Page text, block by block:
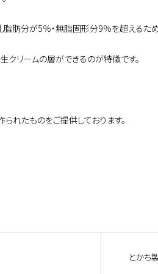
肪分が5％・無脂固形分9％を超えるため
生クリームの層ができるのが特徴です。
れたものをご提供しております。
とかち